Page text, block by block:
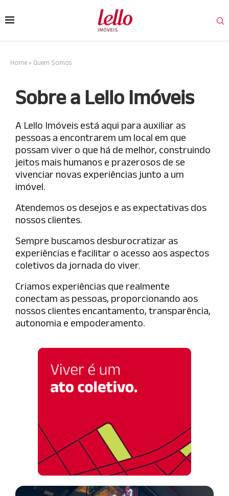
Home » Quem Somos
Sobre a Lello Imóveis
A Lello Imóveis está aqui para auxiliar as
pessoas a encontrarem um local em que
possam viver o que há de melhor, construindo
jeitos mais humanos e prazerosos de se
vivenciar novas experiências junto a um
imóvel.
Atendemos os desejos e as expectativas dos
nossos clientes.
Sempre buscamos desburocratizar as
experiências e facilitar o acesso aos aspectos
coletivos da jornada do viver.
Criamos experiências que realmente
conectam as pessoas, proporcionando aos
nossos clientes encantamento, transparência,
autonomia e empoderamento.